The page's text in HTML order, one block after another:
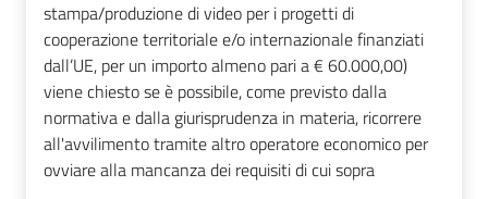
stampa/produzione di video per i progetti di
cooperazione territoriale e/o internazionale finanziati
dall’UE, per un importo almeno pari a € 60.000,00)
viene chiesto se è possibile, come previsto dalla
normativa e dalla giurisprudenza in materia, ricorrere
all'avvilimento tramite altro operatore economico per
ovviare alla mancanza dei requisiti di cui sopra